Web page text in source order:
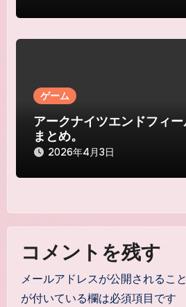
ゲーム
アークナイツエンドフィ
まとめ。
2026年4月3日
コメントを残す
メールアドレスが公開されるこ
が付いている欄は必須項目です